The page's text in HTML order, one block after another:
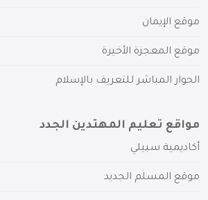
موقع الإيمان
موقع المعجزة الأخيرة
الحوار المباشر للتعريف بالإسلام
مواقع تعليم المهتدين الجدد
أكاديمية سبيلي
موقع المسلم الجديد